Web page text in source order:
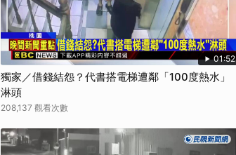
01:52
獨家／借錢結怨？代書搭電梯遭鄰「100度熱水」
淋頭
208,137 觀看次數